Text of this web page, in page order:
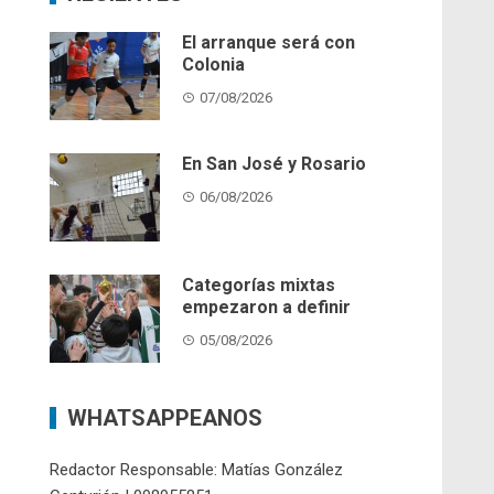
El arranque será con
Colonia
07/08/2026
En San José y Rosario
06/08/2026
Categorías mixtas
empezaron a definir
05/08/2026
WHATSAPPEANOS
Redactor Responsable: Matías González